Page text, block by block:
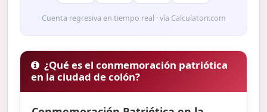
Cuenta regresiva en tiempo real · vía Calculatorr.com
¿Qué es el conmemoración patriótica
en la ciudad de colón?